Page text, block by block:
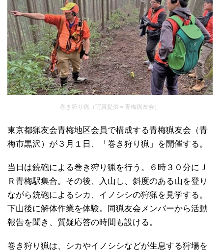
巻き狩り猟（写真提供＝青梅猟友会）
東京都猟友会青梅地区会員で構成する青梅猟友会（青
梅市黒沢）が３月１日、「巻き狩り猟」を開催する。
当日は銃砲による巻き狩り猟を行う。６時３０分にＪ
Ｒ青梅駅集合。その後、入山し、斜度のある山を登り
ながら銃砲によるシカ、イノシシの狩猟を見学する。
下山後に解体作業を体験。同猟友会メンバーから活動
報告を聞き、質疑応答の時間も設ける。
巻き狩り猟は、シカやイノシシなどが生息する狩場を